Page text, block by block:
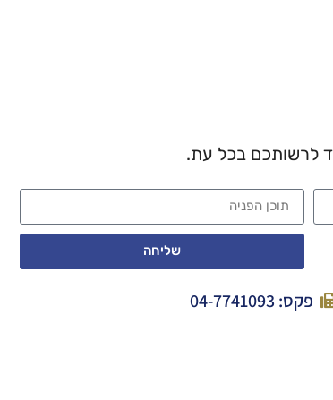
לרשותכם בכל עת.
שליחה
פקס: 04-7741093